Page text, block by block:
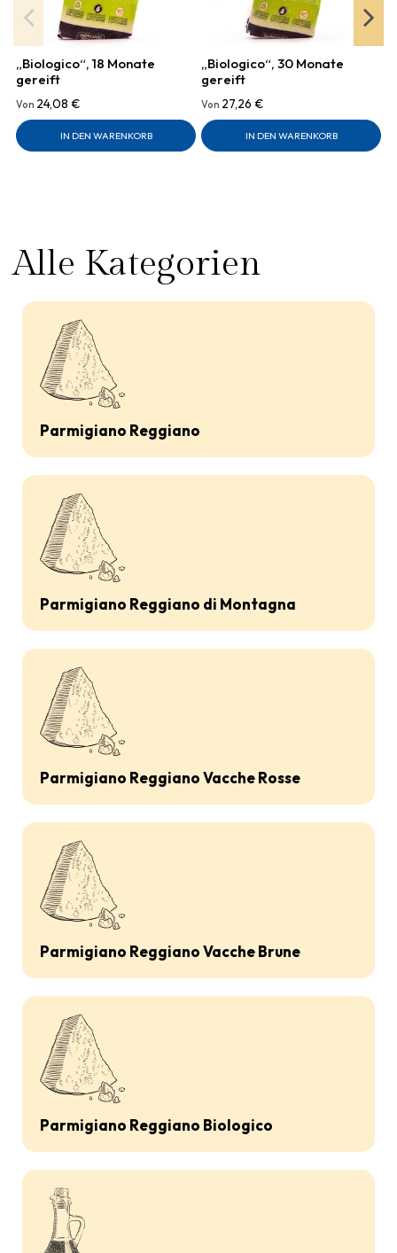
„Biologico“, 18 Monate
gereift
Von 24,08 €
IN DEN WARENKORB
„Biologico“, 30 Monate
gereift
Von 27,26 €
IN DEN WARENKORB
Alle Kategorien
Parmigiano Reggiano
Parmigiano Reggiano di Montagna
Parmigiano Reggiano Vacche Rosse
Parmigiano Reggiano Vacche Brune
Parmigiano Reggiano Biologico